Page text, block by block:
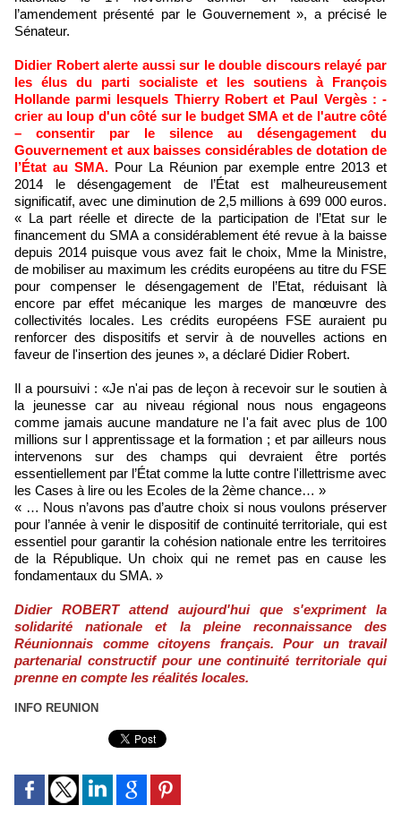
l’amendement présenté par le Gouvernement », a précisé le
Sénateur.
Didier Robert alerte aussi sur le double discours relayé par
les élus du parti socialiste et les soutiens à François
Hollande parmi lesquels Thierry Robert et Paul Vergès : -
crier au loup d'un côté sur le budget SMA et de l'autre côté
– consentir par le silence au désengagement du
Gouvernement et aux baisses considérables de dotation de
l’État au SMA. Pour La Réunion par exemple entre 2013 et
2014 le désengagement de l’État est malheureusement
significatif, avec une diminution de 2,5 millions à 699 000 euros.
« La part réelle et directe de la participation de l’Etat sur le
financement du SMA a considérablement été revue à la baisse
depuis 2014 puisque vous avez fait le choix, Mme la Ministre,
de mobiliser au maximum les crédits européens au titre du FSE
pour compenser le désengagement de l’Etat, réduisant là
encore par effet mécanique les marges de manœuvre des
collectivités locales. Les crédits européens FSE auraient pu
renforcer des dispositifs et servir à de nouvelles actions en
faveur de l'insertion des jeunes », a déclaré Didier Robert.
Il a poursuivi : «Je n'ai pas de leçon à recevoir sur le soutien à
la jeunesse car au niveau régional nous nous engageons
comme jamais aucune mandature ne l'a fait avec plus de 100
millions sur l apprentissage et la formation ; et par ailleurs nous
intervenons sur des champs qui devraient être portés
essentiellement par l’État comme la lutte contre l'illettrisme avec
les Cases à lire ou les Ecoles de la 2ème chance… »
« … Nous n’avons pas d’autre choix si nous voulons préserver
pour l’année à venir le dispositif de continuité territoriale, qui est
essentiel pour garantir la cohésion nationale entre les territoires
de la République. Un choix qui ne remet pas en cause les
fondamentaux du SMA. »
Didier ROBERT attend aujourd'hui que s'expriment la
solidarité nationale et la pleine reconnaissance des
Réunionnais comme citoyens français. Pour un travail
partenarial constructif pour une continuité territoriale qui
prenne en compte les réalités locales.
INFO REUNION